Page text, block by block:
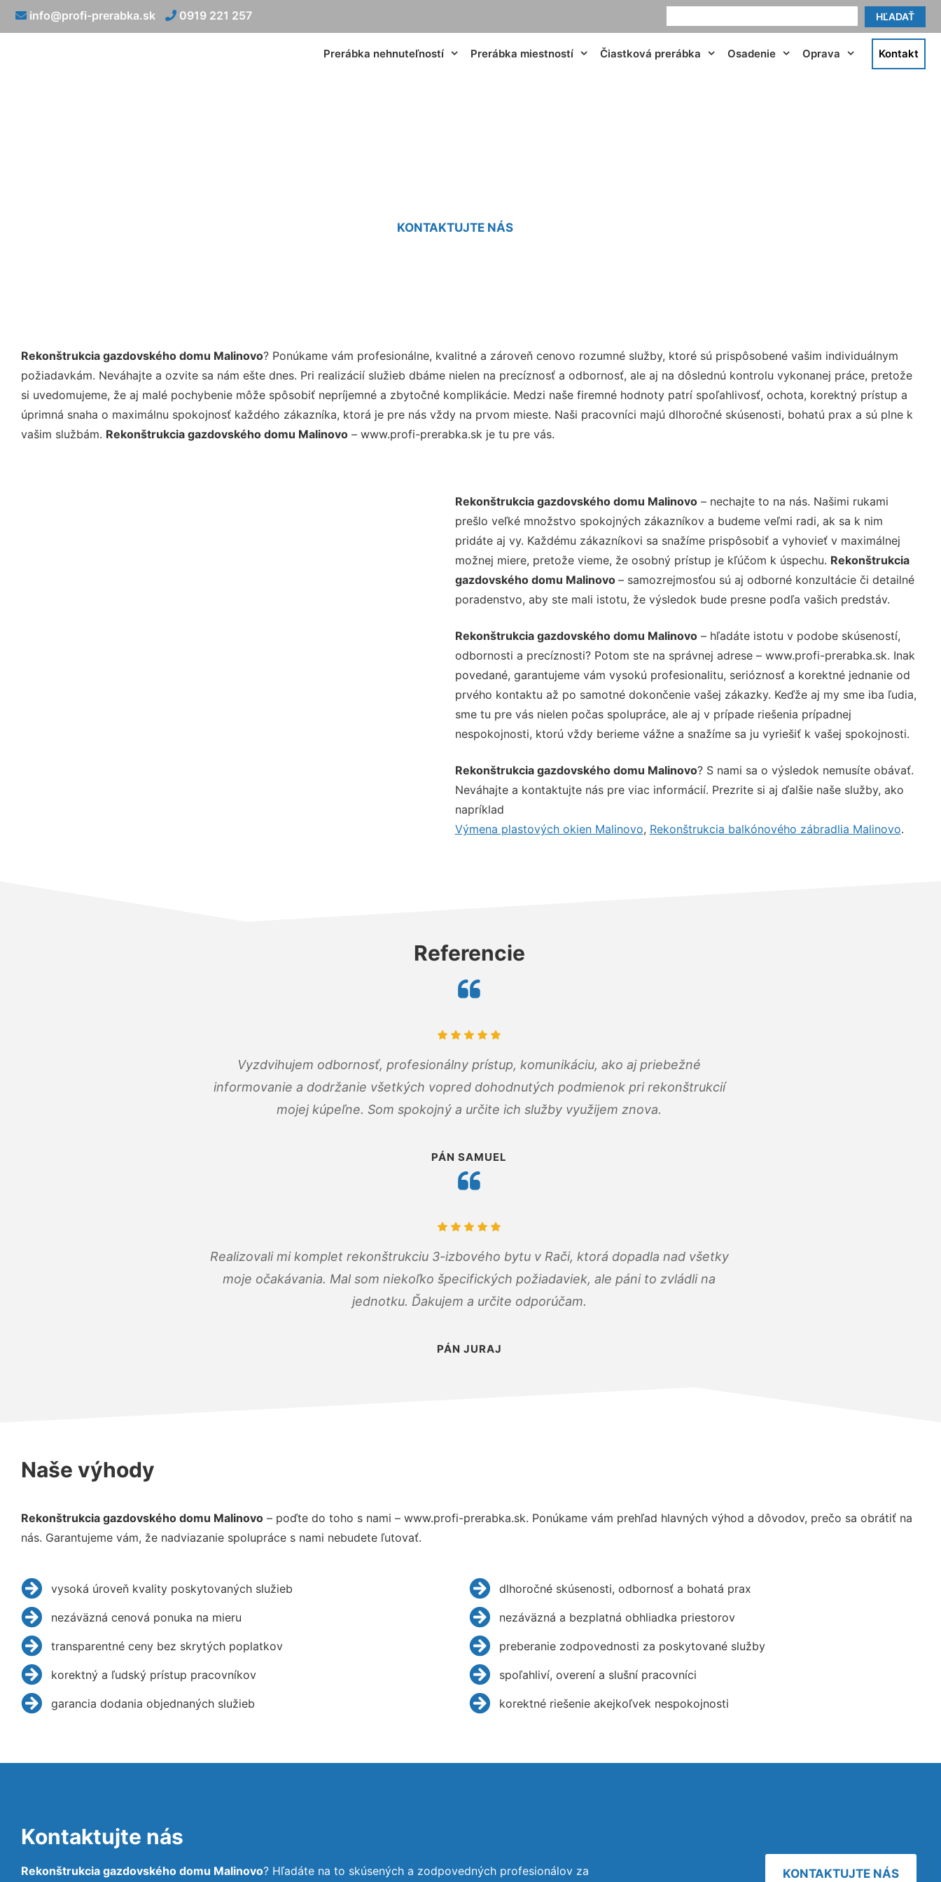
HĽADAŤ
info@profi-prerabka.sk 0919 221 257
Prerábka nehnuteľností Prerábka miestností Čiastková prerábka Osadenie Oprava Kontakt
KONTAKTUJTE NÁS
Rekonštrukcia gazdovského domu Malinovo? Ponúkame vám profesionálne, kvalitné a zároveň cenovo rozumné služby, ktoré sú prispôsobené vašim individuálnym
požiadavkám. Neváhajte a ozvite sa nám ešte dnes. Pri realizácií služieb dbáme nielen na precíznosť a odbornosť, ale aj na dôslednú kontrolu vykonanej práce, pretože
si uvedomujeme, že aj malé pochybenie môže spôsobiť nepríjemné a zbytočné komplikácie. Medzi naše firemné hodnoty patrí spoľahlivosť, ochota, korektný prístup a
úprimná snaha o maximálnu spokojnosť každého zákazníka, ktorá je pre nás vždy na prvom mieste. Naši pracovníci majú dlhoročné skúsenosti, bohatú prax a sú plne k
vašim službám. Rekonštrukcia gazdovského domu Malinovo – www.profi-prerabka.sk je tu pre vás.
Rekonštrukcia gazdovského domu Malinovo– nechajte to na nás. Našimi rukami
prešlo veľké množstvo spokojných zákazníkov a budeme veľmi radi, ak sa k nim
pridáte aj vy. Každému zákazníkovi sa snažíme prispôsobiť a vyhovieť v maximálnej
možnej miere, pretože vieme, že osobný prístup je kľúčom k úspechu. Rekonštrukcia
gazdovského domu Malinovo – samozrejmosťou sú aj odborné konzultácie či detailné
poradenstvo, aby ste mali istotu, že výsledok bude presne podľa vašich predstáv.
Rekonštrukcia gazdovského domu Malinovo– hľadáte istotu v podobe skúseností,
odbornosti a precíznosti? Potom ste na správnej adrese – www.profi-prerabka.sk. Inak
povedané, garantujeme vám vysokú profesionalitu, serióznosť a korektné jednanie od
prvého kontaktu až po samotné dokončenie vašej zákazky. Keďže aj my sme iba ľudia,
sme tu pre vás nielen počas spolupráce, ale aj v prípade riešenia prípadnej
nespokojnosti, ktorú vždy berieme vážne a snažíme sa ju vyriešiť k vašej spokojnosti.
Rekonštrukcia gazdovského domu Malinovo? S nami sa o výsledok nemusíte obávať.
Neváhajte a kontaktujte nás pre viac informácií. Prezrite si aj ďalšie naše služby, ako
napríklad
Výmena plastových okien Malinovo, Rekonštrukcia balkónového zábradlia Malinovo.
Referencie
Vyzdvihujem odbornosť, profesionálny prístup, komunikáciu, ako aj priebežné
informovanie a dodržanie všetkých vopred dohodnutých podmienok pri rekonštrukcií
mojej kúpeľne. Som spokojný a určite ich služby využijem znova.
PÁN SAMUEL
Realizovali mi komplet rekonštrukciu 3-izbového bytu v Rači, ktorá dopadla nad všetky
moje očakávania. Mal som niekoľko špecifických požiadaviek, ale páni to zvládli na
jednotku. Ďakujem a určite odporúčam.
PÁN JURAJ
Naše výhody
Rekonštrukcia gazdovského domu Malinovo – poďte do toho s nami – www.profi-prerabka.sk. Ponúkame vám prehľad hlavných výhod a dôvodov, prečo sa obrátiť na
nás. Garantujeme vám, že nadviazanie spolupráce s nami nebudete ľutovať.
vysoká úroveň kvality poskytovaných služieb
nezáväzná cenová ponuka na mieru
transparentné ceny bez skrytých poplatkov
korektný a ľudský prístup pracovníkov
garancia dodania objednaných služieb
dlhoročné skúsenosti, odbornosť a bohatá prax
nezáväzná a bezplatná obhliadka priestorov
preberanie zodpovednosti za poskytované služby
spoľahliví, overení a slušní pracovníci
korektné riešenie akejkoľvek nespokojnosti
Kontaktujte nás
Rekonštrukcia gazdovského domu Malinovo? Hľadáte na to skúsených a zodpovedných profesionálov za KONTAKTUJTE NÁS